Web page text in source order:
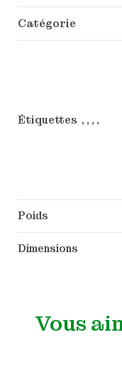
Catégorie
Étiquettes , , , ,
Poids
Dimensions
Vous